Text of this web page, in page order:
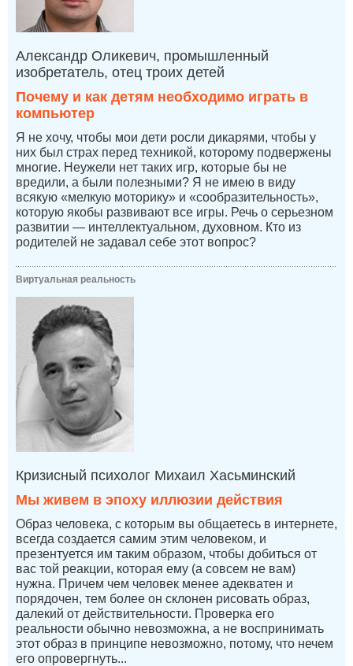
Александр Оликевич, промышленный
изобретатель, отец троих детей
Почему и как детям необходимо играть в
компьютер
Я не хочу, чтобы мои дети росли дикарями, чтобы у
них был страх перед техникой, которому подвержены
многие. Неужели нет таких игр, которые бы не
вредили, а были полезными? Я не имею в виду
всякую «мелкую моторику» и «сообразительность»,
которую якобы развивают все игры. Речь о серьезном
развитии — интеллектуальном, духовном. Кто из
родителей не задавал себе этот вопрос?
Виртуальная реальность
Кризисный психолог Михаил Хасьминский
Мы живем в эпоху иллюзии действия
Образ человека, с которым вы общаетесь в интернете,
всегда создается самим этим человеком, и
презентуется им таким образом, чтобы добиться от
вас той реакции, которая ему (а совсем не вам)
нужна. Причем чем человек менее адекватен и
порядочен, тем более он склонен рисовать образ,
далекий от действительности. Проверка его
реальности обычно невозможна, а не воспринимать
этот образ в принципе невозможно, потому, что нечем
его опровергнуть...